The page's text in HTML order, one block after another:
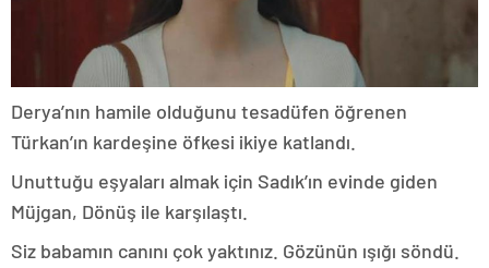
Derya’nın hamile olduğunu tesadüfen öğrenen
Türkan’ın kardeşine öfkesi ikiye katlandı.
Unuttuğu eşyaları almak için Sadık’ın evinde giden
Müjgan, Dönüş ile karşılaştı.
Siz babamın canını çok yaktınız. Gözünün ışığı söndü.